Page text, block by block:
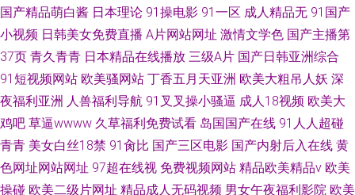
国产精品萌白酱 日本理论 91操电影 91一区 成人精品无 91国产
小视频 日韩美女免费直播 A片网站网址 激情文学色 国产主播第
37页 青久青青 日本精品在线播放 三级A片 国产日韩亚洲综合
91短视频网站 欧美骚网站 丁香五月天亚洲 欧美大粗吊人妖 深
夜福利亚洲 人兽福利导航 91叉叉操小骚逼 成人18视频 欧美大
鸡吧 草逼wwww 久草福利免费试看 岛国国产在线 91人人超碰
青青 美女白丝18禁 91肏比 国产三区电影 国产内射后入在线 黄
色网址网站网址 97超在线视 免费视频网站 精品欧美精品v 欧美
操碰 欧美二级片网址 精品成人无码视频 男女午夜福利影院 欧美